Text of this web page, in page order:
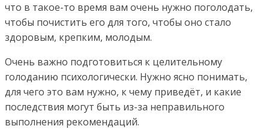
что в такое-то время вам очень нужно поголодать,
чтобы почистить его для того, чтобы оно стало
здоровым, крепким, молодым.
Очень важно подготовиться к целительному
голоданию психологически. Нужно ясно понимать,
для чего это вам нужно, к чему приведёт, и какие
последствия могут быть из-за неправильного
выполнения рекомендаций.